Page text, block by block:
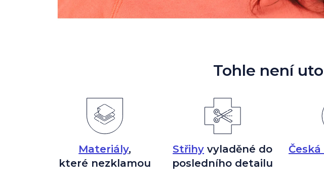
Tohle není
Materiály,
které nezklamou
Střihy vyladěné do
posledního detailu